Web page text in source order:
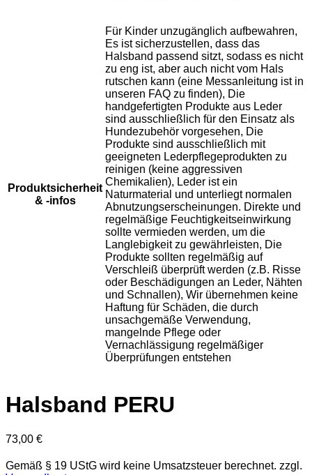
Produktsicherheit
& -infos
Für Kinder unzugänglich aufbewahren,
Es ist sicherzustellen, dass das
Halsband passend sitzt, sodass es nicht
zu eng ist, aber auch nicht vom Hals
rutschen kann (eine Messanleitung ist in
unseren FAQ zu finden), Die
handgefertigten Produkte aus Leder
sind ausschließlich für den Einsatz als
Hundezubehör vorgesehen, Die
Produkte sind ausschließlich mit
geeigneten Lederpflegeprodukten zu
reinigen (keine aggressiven
Chemikalien), Leder ist ein
Naturmaterial und unterliegt normalen
Abnutzungserscheinungen. Direkte und
regelmäßige Feuchtigkeitseinwirkung
sollte vermieden werden, um die
Langlebigkeit zu gewährleisten, Die
Produkte sollten regelmäßig auf
Verschleiß überprüft werden (z.B. Risse
oder Beschädigungen an Leder, Nähten
und Schnallen), Wir übernehmen keine
Haftung für Schäden, die durch
unsachgemäße Verwendung,
mangelnde Pflege oder
Vernachlässigung regelmäßiger
Überprüfungen entstehen
Halsband PERU
73,00 €
Gemäß § 19 UStG wird keine Umsatzsteuer berechnet. zzgl.